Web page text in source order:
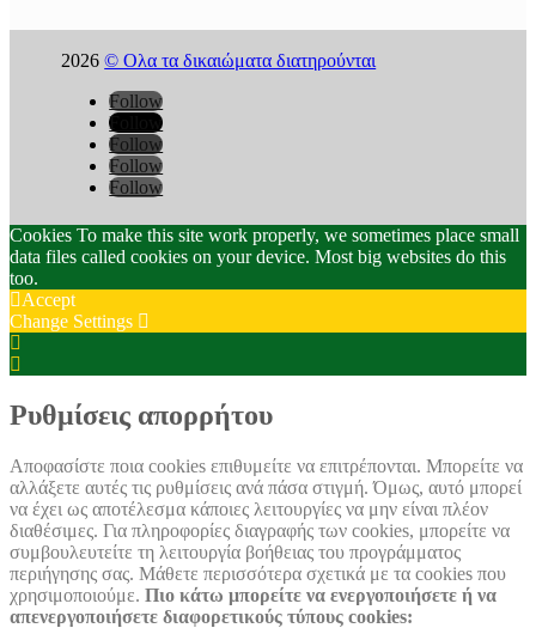
2026© Ολα τα δικαιώματα διατηρούνται
Follow
Follow
Follow
Follow
Follow
Cookies To make this site work properly, we sometimes place small
data files called cookies on your device. Most big websites do this
too.
Accept
Change Settings
Settings
Ρυθμίσεις απορρήτου
Αποφασίστε ποια cookies επιθυμείτε να επιτρέπονται. Μπορείτε να
αλλάξετε αυτές τις ρυθμίσεις ανά πάσα στιγμή. Όμως, αυτό μπορεί
να έχει ως αποτέλεσμα κάποιες λειτουργίες να μην είναι πλέον
διαθέσιμες. Για πληροφορίες διαγραφής των cookies, μπορείτε να
συμβουλευτείτε τη λειτουργία βοήθειας του προγράμματος
περιήγησης σας. Μάθετε περισσότερα σχετικά με τα cookies που
χρησιμοποιούμε. Πιο κάτω μπορείτε να ενεργοποιήσετε ή να
απενεργοποιήσετε διαφορετικούς τύπους cookies: